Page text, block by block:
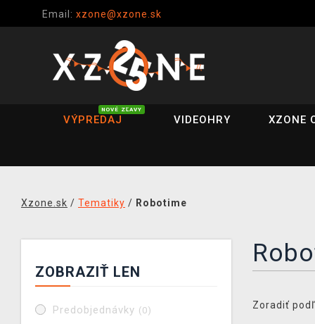
Email: xzone@xzone.sk
VÝPREDAJ
NOVÉ ZĽAVY
VIDEOHRY XZONE
Xzone.sk / Tematiky / Robotime
ZOBRAZIŤ LEN
Predobjednávky (0) Zoradiť